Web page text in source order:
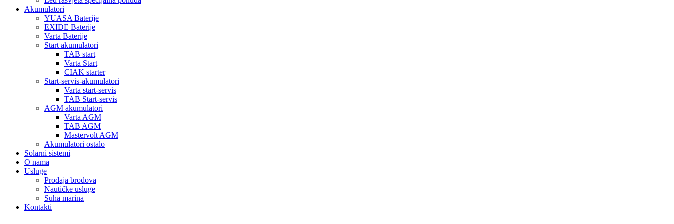
Akumulatori
YUASA Baterije
EXIDE Baterije
Varta Baterije
Start akumulatori
TAB start
Varta Start
CIAK starter
Start-servis-akumulatori
Varta start-servis
TAB Start-servis
AGM akumulatori
Varta AGM
TAB AGM
Mastervolt AGM
Akumulatori ostalo
Solarni sistemi
O nama
Usluge
Prodaja brodova
Nautičke usluge
Suha marina
Kontakti